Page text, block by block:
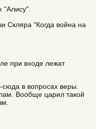
"Алису".
Скляра "Когда война на
при входе лежат
в вопросах веры.
Вообще царил такой